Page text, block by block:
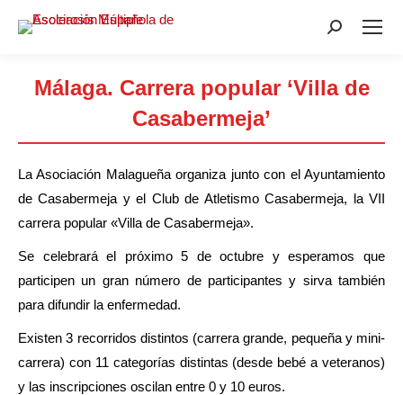
Buscar:
Málaga. Carrera popular ‘Villa de
Casabermeja’
Estás aquí:
La Asociación Malagueña organiza junto con el Ayuntamiento
de Casabermeja y el Club de Atletismo Casabermeja, la VII
carrera popular «Villa de Casabermeja».
Se celebrará el próximo 5 de octubre y esperamos que
participen un gran número de participantes y sirva también
para difundir la enfermedad.
Existen 3 recorridos distintos (carrera grande, pequeña y mini-
carrera) con 11 categorías distintas (desde bebé a veteranos)
y las inscripciones oscilan entre 0 y 10 euros.